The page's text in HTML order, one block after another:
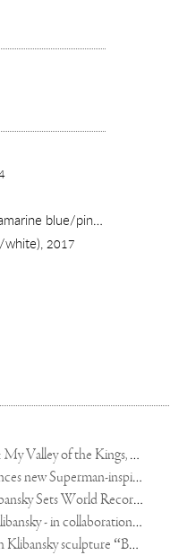
pink, gold splash),
white), 2017
The Rico vs Usyk Chain: My Valley of the Kings, Brought to Cairo for Glory in Giza
Joseph Klibansky announces new Superman-inspired collaboration
Dutch Artist Joseph Klibansky Sets World Record with 12,000-Drone Sky Sculpture in Shenzhen China
Tree of Life by Joseph Klibansky - in collaboration with Scorpios Mykonos, Soho House & HOFA Gallery
Jake Paul acquires Joseph Klibansky sculpture “Beyond the Clouds”